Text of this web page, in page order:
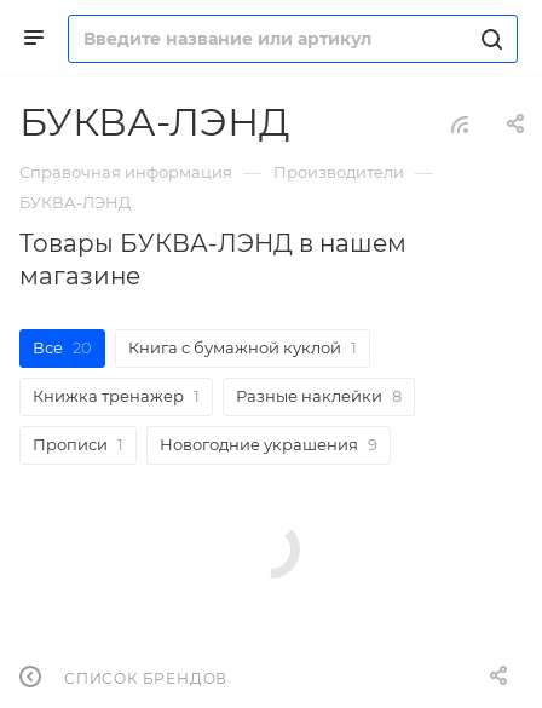
БУКВА-ЛЭНД
Справочная информация — Производители —
БУКВА-ЛЭНД
Товары БУКВА-ЛЭНД в нашем
магазине
Все 20 Книга с бумажной куклой 1
Книжка тренажер 1 Разные наклейки 8
Прописи 1 Новогодние украшения 9
СПИСОК БРЕНДОВ